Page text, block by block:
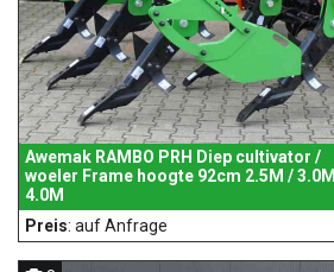
Awemak RAMBO PRH Diep cultivator /
woeler Frame hoogte 92cm 2.5M / 3.0M
4.0M
Preis: auf Anfrage